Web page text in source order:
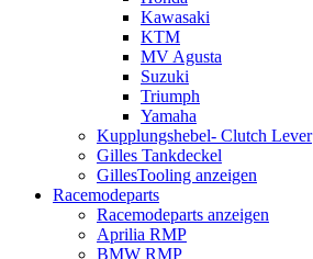
Kawasaki
KTM
MV Agusta
Suzuki
Triumph
Yamaha
Kupplungshebel- Clutch Lever
Gilles Tankdeckel
GillesTooling anzeigen
Racemodeparts
Racemodeparts anzeigen
Aprilia RMP
BMW RMP